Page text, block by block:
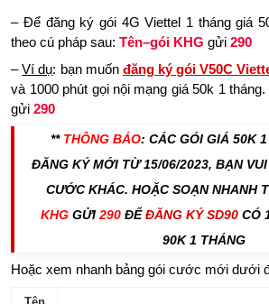
– Để đăng ký gói 4G Viettel 1 tháng giá
theo cú pháp sau:Tên–gói KHG gửi290
–Ví dụ: bạn muốn đăng ký gói V50C
và 1000 phút gọi nội mạng giá 50k 1
gửi290
** THÔNG BÁO: CÁC GÓI GIÁ 50K
ĐĂNG KÝ MỚI TỪ 15/06/2023, BẠN
CƯỚC KHÁC. HOẶC SOẠN NHANH
KHGGỬI290ĐỂĐĂNG KÝ SD90CÓ
90K 1 THÁNG
Hoặc xem nhanh bảng gói cước mới dưới